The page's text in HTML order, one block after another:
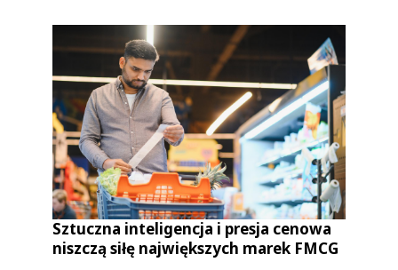
Sztuczna inteligencja i presja cenowa
niszczą siłę największych marek FMCG